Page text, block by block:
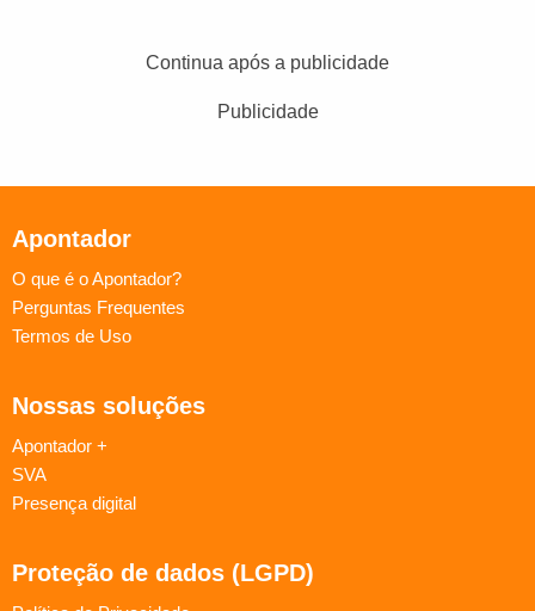
Continua após a publicidade
Publicidade
Apontador
O que é o Apontador?
Perguntas Frequentes
Termos de Uso
Nossas soluções
Apontador +
SVA
Presença digital
Proteção de dados (LGPD)